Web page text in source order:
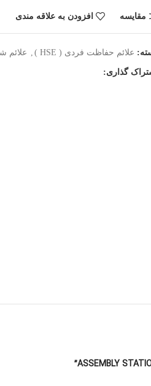
مقایسه افزودن به علاقه مندی
علائم حفاظت فردی ( HSE ) , علائم
گذاری: